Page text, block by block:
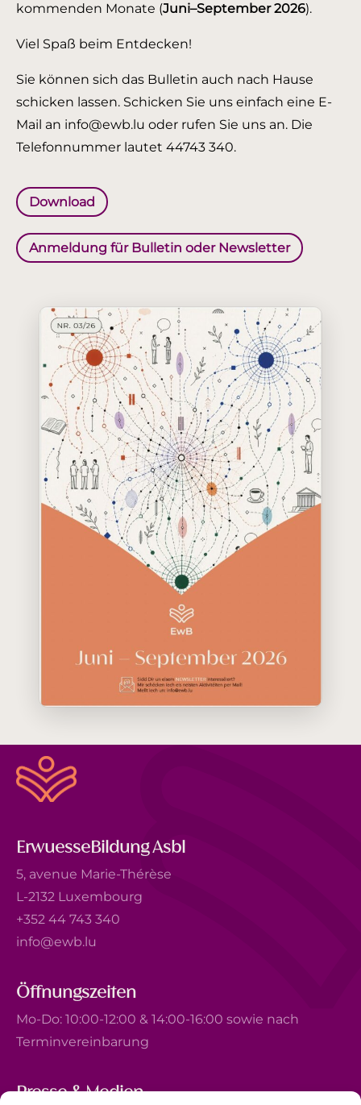
kommenden Monate (Juni–September 2026).
Viel Spaß beim Entdecken!
Sie können sich das Bulletin auch nach Hause
schicken lassen. Schicken Sie uns einfach eine E-
Mail an info@ewb.lu oder rufen Sie uns an. Die
Telefonnummer lautet 44743 340.
Download
Anmeldung für Bulletin oder Newsletter
ErwuesseBildung Asbl
5, avenue Marie-Thérèse
L-2132 Luxembourg
+352 44 743 340
info@ewb.lu
Öffnungszeiten
Mo-Do: 10:00-12:00 & 14:00-16:00 sowie nach
Terminvereinbarung
Presse & Medien